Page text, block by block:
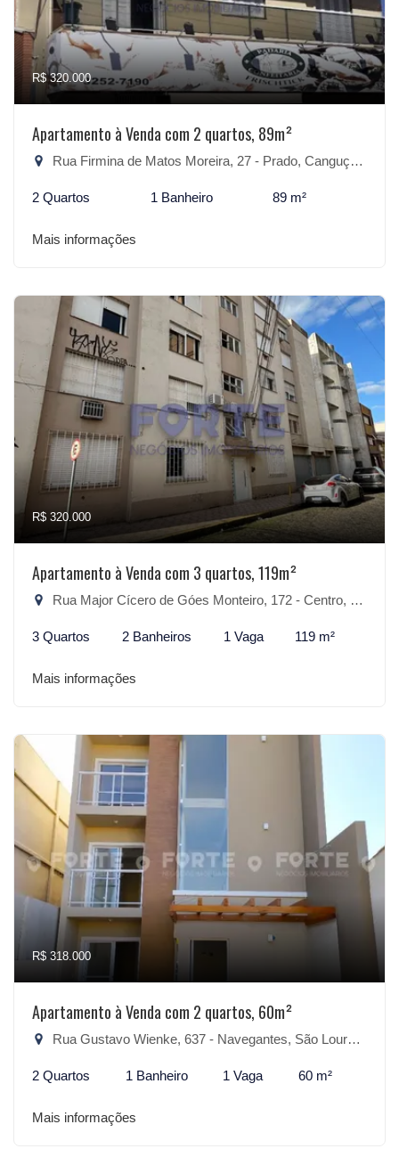
R$ 320.000
Apartamento à Venda com 2 quartos, 89m²
Rua Firmina de Matos Moreira, 27 - Prado, Canguçu-RS
2 Quartos 1 Banheiro 89 m²
Mais informações
R$ 320.000
Apartamento à Venda com 3 quartos, 119m²
Rua Major Cícero de Góes Monteiro, 172 - Centro, Pelotas-RS
3 Quartos 2 Banheiros 1 Vaga 119 m²
Mais informações
R$ 318.000
Apartamento à Venda com 2 quartos, 60m²
Rua Gustavo Wienke, 637 - Navegantes, São Lourenço do Sul-RS
2 Quartos 1 Banheiro 1 Vaga 60 m²
Mais informações